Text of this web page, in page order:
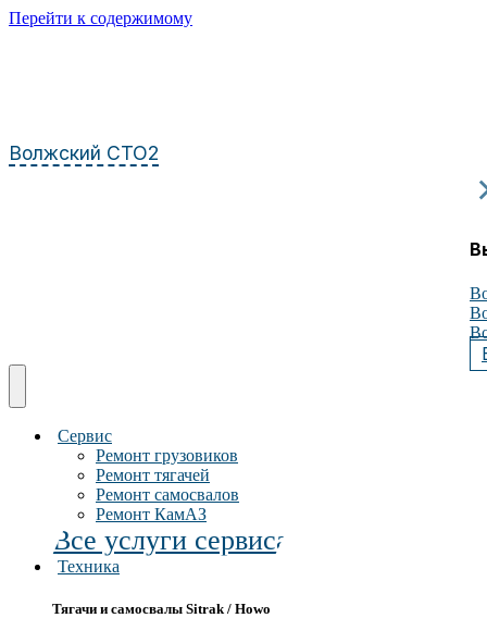
Перейти к содержимому
Волжский СТО2
Сервис
Ремонт грузовиков
Ремонт тягачей
Ремонт самосвалов
Ремонт КамАЗ
Все услуги сервиса
Техника
Тягачи и самосвалы Sitrak / Howo